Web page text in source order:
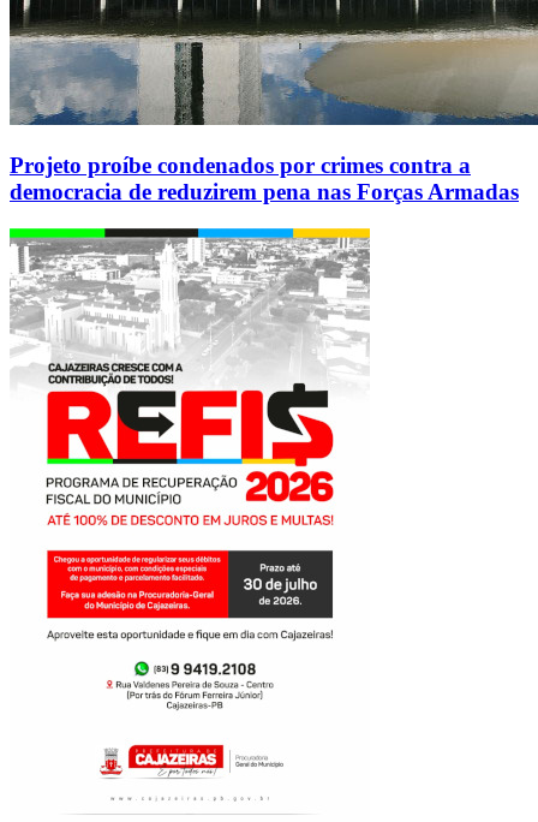
Projeto proíbe condenados por crimes contra a
democracia de reduzirem pena nas Forças Armadas